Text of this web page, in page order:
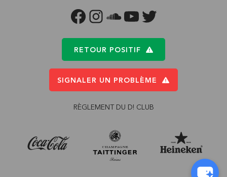
FACEBOOKINSTAGRAM
SOUNDCLOUD
YOUTUBETWITTER
RETOUR POSITIF
SIGNALER UN PROBLÈME
RÈGLEMENT DU D! CLUB